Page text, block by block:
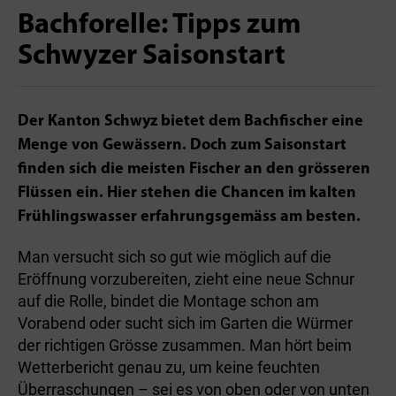
Bachforelle: Tipps zum
Schwyzer Saisonstart
Der Kanton Schwyz bietet dem Bachfischer eine
Menge von Gewässern. Doch zum Saisonstart
finden sich die meisten Fischer an den grösseren
Flüssen ein. Hier stehen die Chancen im kalten
Frühlingswasser erfahrungsgemäss am besten.
Man versucht sich so gut wie möglich auf die
Eröffnung vorzubereiten, zieht eine neue Schnur
auf die Rolle, bindet die Montage schon am
Vorabend oder sucht sich im Garten die Würmer
der richtigen Grösse zusammen. Man hört beim
Wetterbericht genau zu, um keine feuchten
Überraschungen – sei es von oben oder von unten